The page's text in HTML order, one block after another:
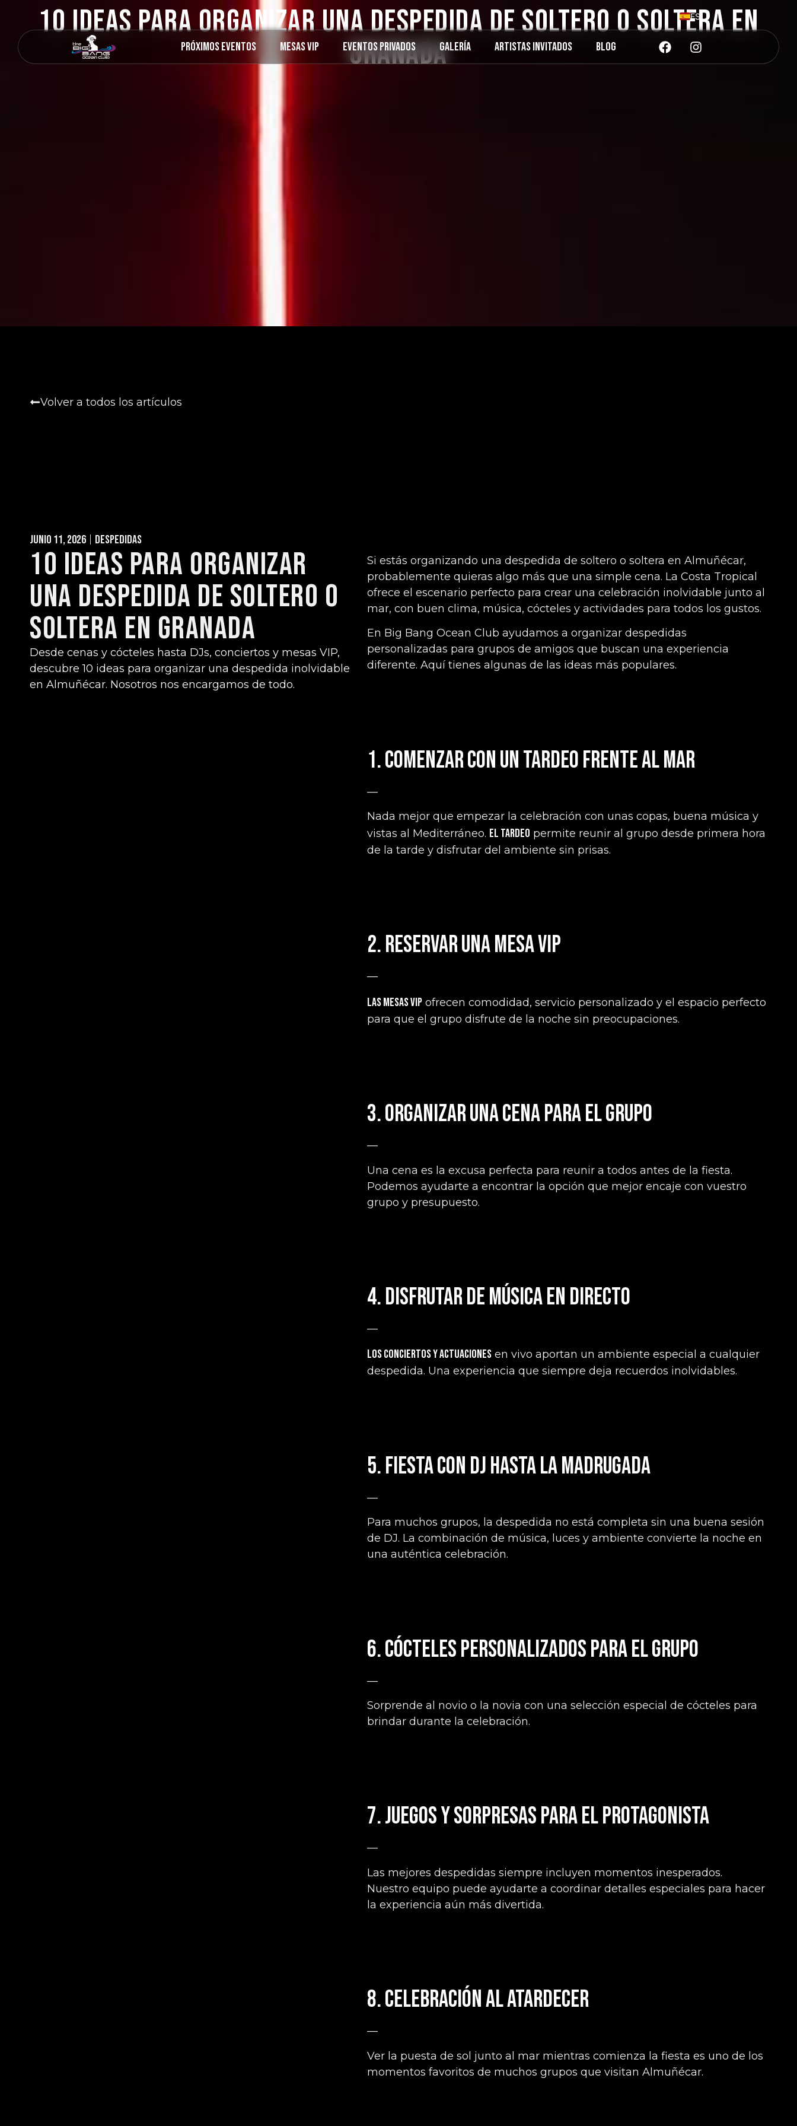
Próximos Eventos Mesas VIP Eventos Privados Galería Artistas Invitados Blog
10 Ideas para Organizar una Despedida de Soltero o Soltera en
Granada
Volver a todos los artículos
junio 11, 2026 Despedidas
10 Ideas para Organizar
una Despedida de Soltero o
Soltera en Granada
Desde cenas y cócteles hasta DJs, conciertos y mesas VIP,
descubre 10 ideas para organizar una despedida inolvidable
en Almuñécar. Nosotros nos encargamos de todo.
Si estás organizando una despedida de soltero o soltera en Almuñécar,
probablemente quieras algo más que una simple cena. La Costa Tropical
ofrece el escenario perfecto para crear una celebración inolvidable junto al
mar, con buen clima, música, cócteles y actividades para todos los gustos.
En Big Bang Ocean Club ayudamos a organizar despedidas
personalizadas para grupos de amigos que buscan una experiencia
diferente. Aquí tienes algunas de las ideas más populares.
1. Comenzar con un tardeo frente al mar
—
Nada mejor que empezar la celebración con unas copas, buena música y
vistas al Mediterráneo. El tardeo permite reunir al grupo desde primera hora
de la tarde y disfrutar del ambiente sin prisas.
2. Reservar una mesa VIP
—
Las mesas VIPofrecen comodidad, servicio personalizado y el espacio perfecto
para que el grupo disfrute de la noche sin preocupaciones.
3. Organizar una cena para el grupo
—
Una cena es la excusa perfecta para reunir a todos antes de la fiesta.
Podemos ayudarte a encontrar la opción que mejor encaje con vuestro
grupo y presupuesto.
4. Disfrutar de música en directo
—
Los conciertos y actuacionesen vivo aportan un ambiente especial a cualquier
despedida. Una experiencia que siempre deja recuerdos inolvidables.
5. Fiesta con DJ hasta la madrugada
—
Para muchos grupos, la despedida no está completa sin una buena sesión
de DJ. La combinación de música, luces y ambiente convierte la noche en
una auténtica celebración.
6. Cócteles personalizados para el grupo
—
Sorprende al novio o la novia con una selección especial de cócteles para
brindar durante la celebración.
7. Juegos y sorpresas para el protagonista
—
Las mejores despedidas siempre incluyen momentos inesperados.
Nuestro equipo puede ayudarte a coordinar detalles especiales para hacer
la experiencia aún más divertida.
8. Celebración al atardecer
—
Ver la puesta de sol junto al mar mientras comienza la fiesta es uno de los
momentos favoritos de muchos grupos que visitan Almuñécar.
ES